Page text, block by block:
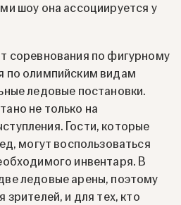
шоу она ассоциируется у
соревнования по фигурному
по олимпийским видам
ледовые постановки.
не только на
Гости, которые
могут воспользоваться
инвентаря. В
ледовые арены, поэтому
и для тех, кто